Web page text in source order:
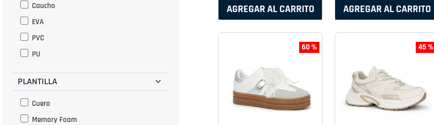
Plata
Plomo
Rojo
Rosado
Verde
Hueso
Arena
Caucho
EVA
PVC
PU
PLANTILLA
Cuero
Memory Foam
AGREGAR AL CARRITO AGREGAR AL CARRITO
60 % 45 %